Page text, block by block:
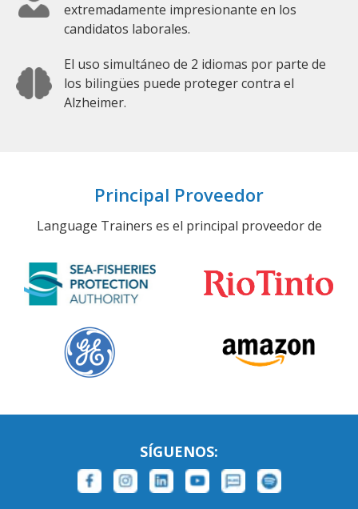
extremadamente impresionante en los
candidatos laborales.
El uso simultáneo de 2 idiomas por parte de
los bilingües puede proteger contra el
Alzheimer.
Principal Proveedor
Language Trainers es el principal proveedor de
SÍGUENOS: